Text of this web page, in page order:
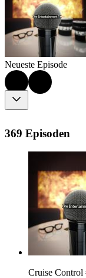
Neueste Episode
369 Episoden
Cruise Control